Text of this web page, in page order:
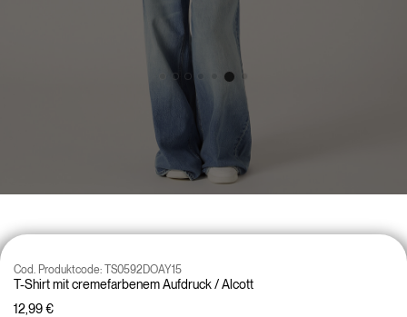
T-Shirt mit cremefarbenem Aufdruck / Alcott
Cod. Produktcode: TS0592DOAY15
12,99 €